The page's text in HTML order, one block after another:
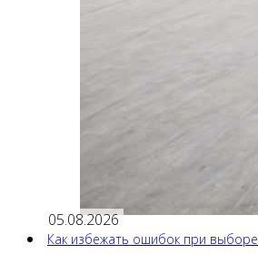
05.08.2026
Как избежать ошибок при выборе